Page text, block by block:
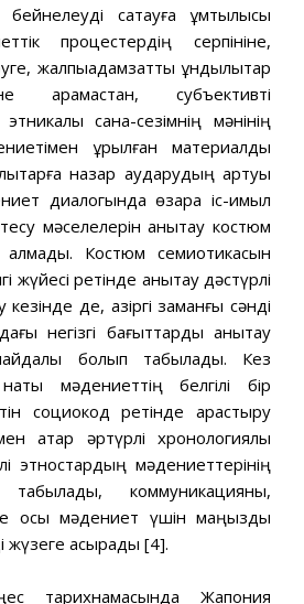
сақтауға ұмтылысы
процестердің серпініне,
жалпыадамзаттық құндылықтар
қарамастан, субъективті
сана-сезімнің мәнінің
құрылған материалдық
назар аударудың артуы
диалогында өзара іс-қимыл
мәселелерін анықтау костюм
алмады. Костюм семиотикасын
жүйесі ретінде анықтау дәстүрлі
де, қазіргі заманғы сәнді
негізгі бағыттарды анықтау
болып табылады. Кез
мәдениеттің белгілі бір
социокод ретінде қарастыру
қатар әртүрлі хронологиялық
этностардың мәдениеттерінің
коммуникацияны,
осы мәдениет үшін маңызды
жүзеге асырады [4].
тарихнамасында Жапония